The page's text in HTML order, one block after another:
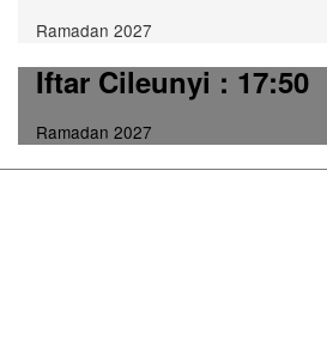
Ramadan 2027
Iftar Cileunyi: 17:50
Ramadan 2027